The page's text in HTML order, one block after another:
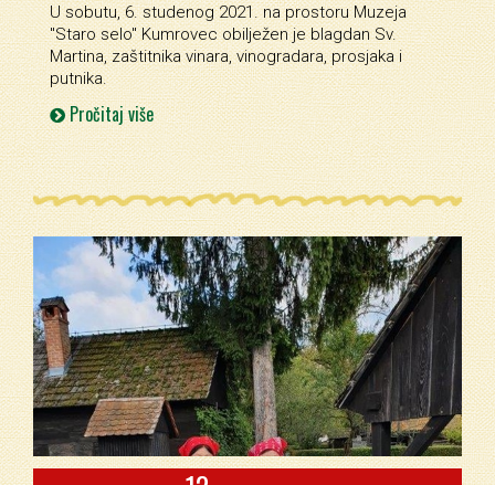
U sobutu, 6. studenog 2021. na prostoru Muzeja
''Staro selo'' Kumrovec obilježen je blagdan Sv.
Martina, zaštitnika vinara, vinogradara, prosjaka i
putnika.
Pročitaj više